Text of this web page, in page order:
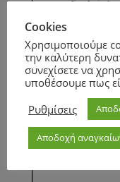
Cookies
Χρησιμοποιούμε
την καλύτερη
συνεχίσετε να
υποθέσουμε πως
Ρυθμίσεις
Αποδοχή